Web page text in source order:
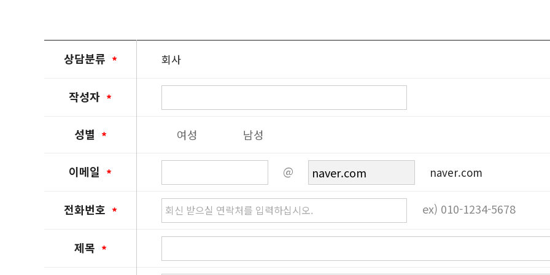
상담분류
작성자
성별 여성 남성
이메일 @
전화번호 ex) 010-1234-5678
제목